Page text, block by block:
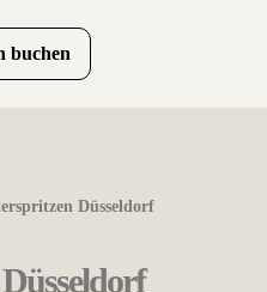
buchen
Düsseldorf